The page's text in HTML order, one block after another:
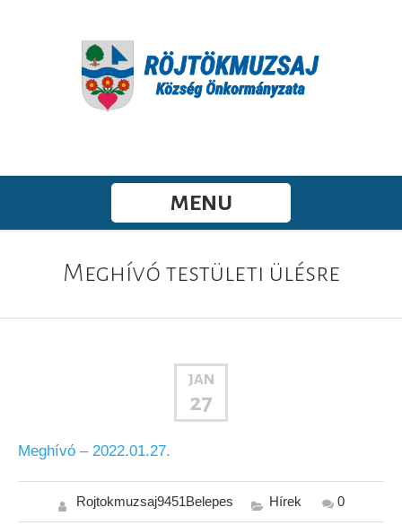
MENU
Meghívó testületi ülésre
JAN
27
Meghívó – 2022.01.27.
Rojtokmuzsaj9451Belepes Hírek 0